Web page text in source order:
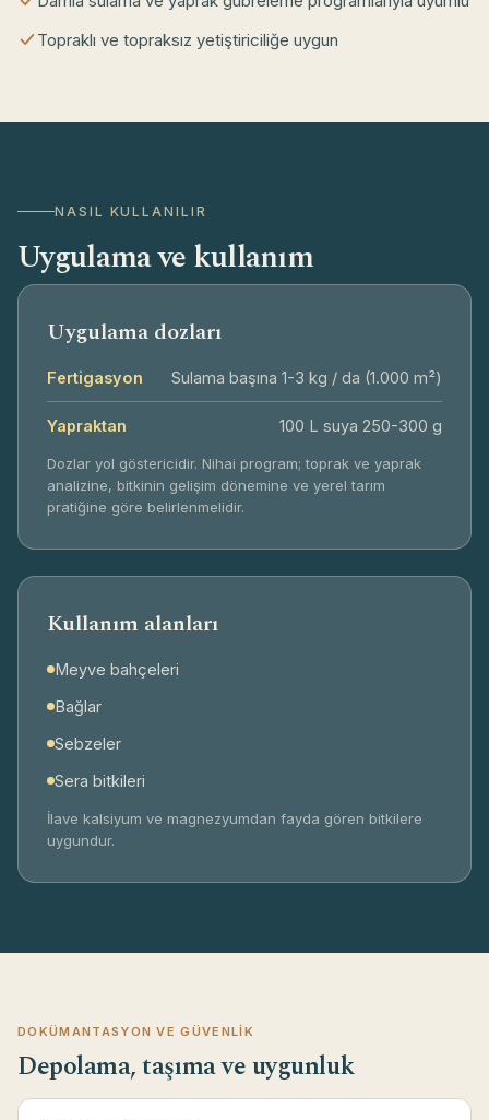
Topraklı ve topraksız yetiştiriciliğe uygun
NASIL KULLANILIR
Uygulama ve kullanım
Uygulama dozları
Fertigasyon Sulama başına 1-3 kg / da (1.000 m²)
Yapraktan 100 L suya 250-300 g
Dozlar yol göstericidir. Nihai program; toprak ve yaprak
analizine, bitkinin gelişim dönemine ve yerel tarım
pratiğine göre belirlenmelidir.
Kullanım alanları
Meyve bahçeleri
Bağlar
Sebzeler
Sera bitkileri
İlave kalsiyum ve magnezyumdan fayda gören bitkilere
uygundur.
DOKÜMANTASYON VE GÜVENLIK
Depolama, taşıma ve uygunluk
Sitenin temel işlevleri, güvenlik ve form
olmadan site düzgün çalışmaz.
Dil, bölge ve görüntüleme tercihlerinizi hatırlayarak
Analitik çerezler
anonim olarak anlamamıza ve siteyi geliştirmemize
yardımcı olur.
Pazarlama çerezleri
Size daha ilgili içerik ve tanıtım sunmak için kullanılır.